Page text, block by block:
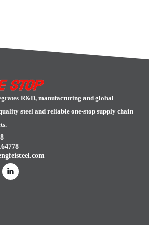
R&D, manufacturing and global
steel and reliable one-stop supply chain